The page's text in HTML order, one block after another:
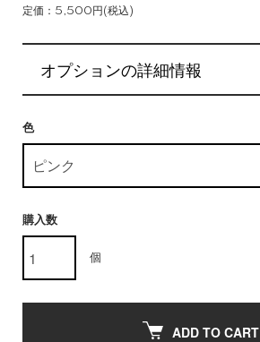
定価：5,500円(税込)
オプションの詳細情報
色
購入数
個
ADD TO CART